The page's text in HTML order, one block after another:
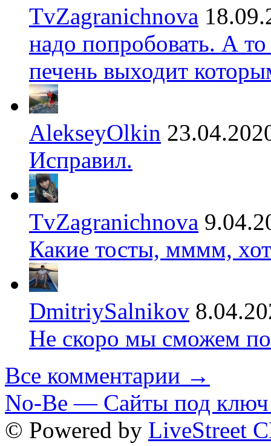
TvZagranichnova
надо попробовать. А
печень выходит
AlekseyOlkin
Исправил.
TvZagranichnova
Какие тосты, мммм,
DmitriySalnikov
Не скоро мы сможем
Все комментарии →
No-Be — Сайты под ключ
© Powered by LiveStreet